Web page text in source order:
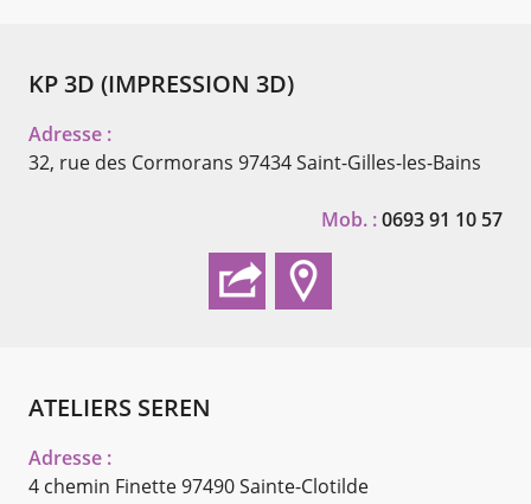
KP 3D (IMPRESSION 3D)
Adresse :
32, rue des Cormorans 97434 Saint-Gilles-les-Bains
Mob. :0693 91 10 57
ATELIERS SEREN
Adresse :
4 chemin Finette97490 Sainte-Clotilde